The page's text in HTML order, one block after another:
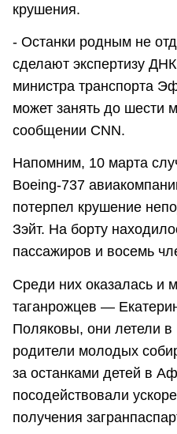
крушения.
- Останки родным не
сделают экспертизу
министра транспорта
может занять до шести
сообщении CNN.
Напомним, 10 марта
Boeing-737
потерпел крушение
Зэйт. На борту
пассажиров и восемь
Среди них оказалась и
таганрожцев —
Поляковы, они летели
родители молодых
за останками детей в
посодействовали
получения